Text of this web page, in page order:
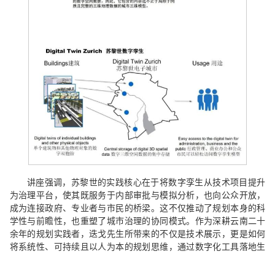
讲座强调，苏黎世的实践核心在于将数字孪生从技术项目提升
为治理平台，使其既服务于内部审批与模拟分析，也向公众开放，
成为连接政府、专业者与市民的桥梁。这不仅推动了规划本身的科
学性与前瞻性，也重塑了城市治理的协同模式。作为深耕云南二十
余年的规划实践者，迭戈先生所带来的不仅是技术展示，更是如何
将系统性、可持续且以人为本的规划思维，通过数字化工具落地生